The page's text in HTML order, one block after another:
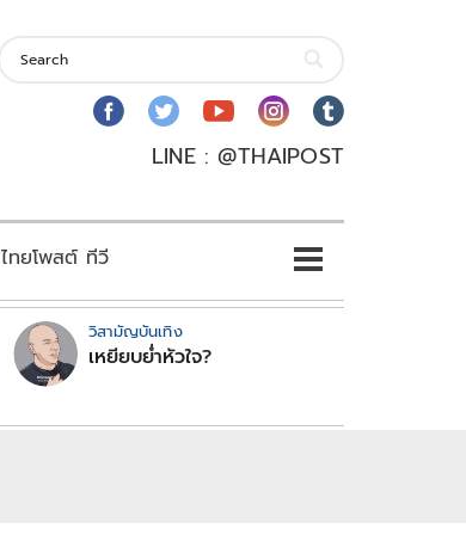
LINE : @THAIPOST
ไทยโพสต์ ทีวี
วิสามัญบันเทิง
เหยียบย่ำหัวใจ?